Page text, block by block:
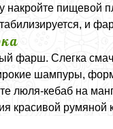
накройте пищевой
и
фарш. Слегка
шампуры,
люля-кебаб на
красивой румяной